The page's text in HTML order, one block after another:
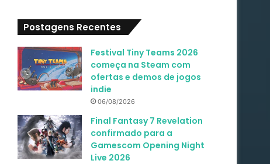
Postagens Recentes
Festival Tiny Teams 2026
começa na Steam com
ofertas e demos de jogos
indie
06/08/2026
Final Fantasy 7 Revelation
confirmado para a
Gamescom Opening Night
Live 2026